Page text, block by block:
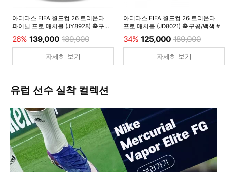
아디다스 FIFA 월드컵 26 트리온다
파이널 프로 매치볼 (JY8928) 축구공/
26% 139,000 189,000
자세히 보기
아디다스 FIFA 월드컵 26 트리온다
프로 매치볼 (JD8021) 축구공/백색 #
34% 125,000 189,000
자세히 보기
유럽 선수 실착 컬렉션